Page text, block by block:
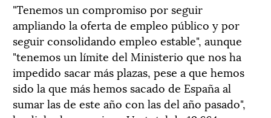
"Tenemos un compromiso por seguir
ampliando la oferta de empleo público y por
seguir consolidando empleo estable", aunque
"tenemos un límite del Ministerio que nos ha
impedido sacar más plazas, pese a que hemos
sido la que más hemos sacado de España al
sumar las de este año con las del año pasado",